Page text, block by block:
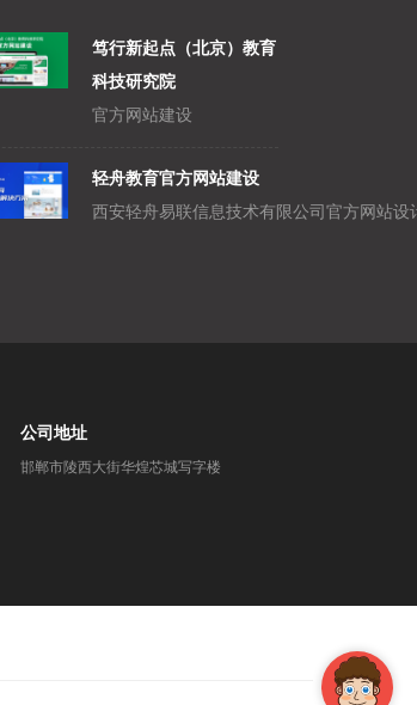
笃行新起点（北京）教育
科技研究院
官方网站建设
轻舟教育官方网站建设
公司地址
邯郸市陵西大街华煌芯城写字楼